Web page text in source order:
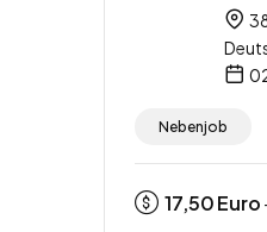
Nebenjob
17,50Euro